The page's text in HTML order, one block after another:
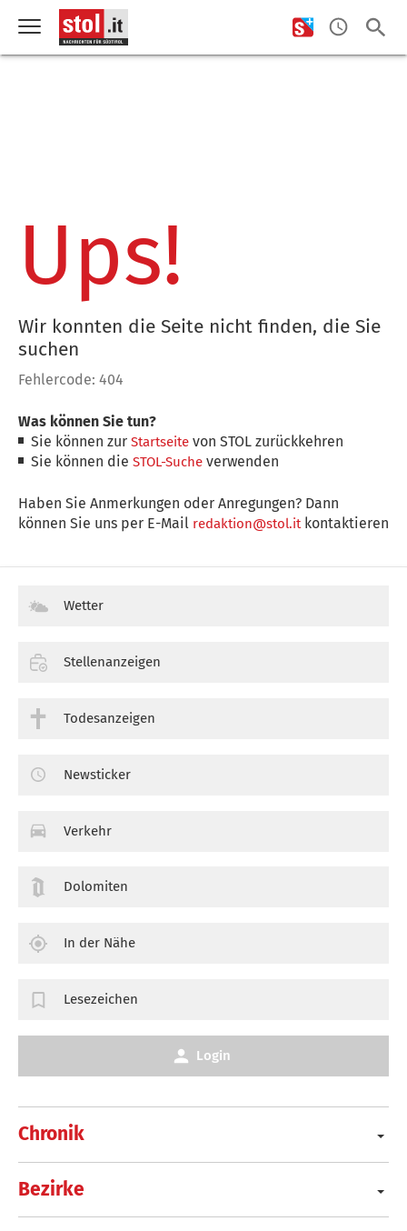
Ups!
Wir konnten die Seite nicht finden, die Sie
suchen
Fehlercode: 404
Was können Sie tun?
Sie können zurStartseite von STOL zurückkehren
Sie können dieSTOL-Suche verwenden
Haben Sie Anmerkungen oder Anregungen? Dann
können Sie uns per E-Mail redaktion@stol.itkontaktieren
Chronik
Bezirke
Wetter
Stellenanzeigen
Todesanzeigen
Newsticker
Verkehr
Dolomiten
In der Nähe
Lesezeichen
Login